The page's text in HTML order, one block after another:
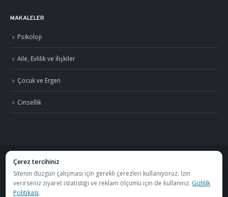
MAKALELER
Psikoloji
Aile, Evlilik ve İlişkiler
Çocuk ve Ergen
Cinsellik
©2026 Uzm. Psk. Kemal Özcan. Tüm hakları saklıdır. · Gizlilik Politikası ve KVKK
S.S.S.
Çerez tercihiniz
Sitenin düzgün çalışması için gerekli çerezleri kullanıyoruz. İzin
verirseniz ziyaret istatistiği ve reklam ölçümü için de kullanırız. Gizlilik
Politikası.